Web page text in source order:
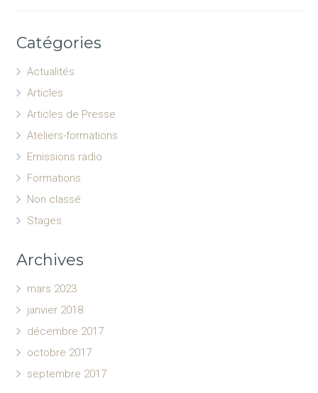
Catégories
Actualités
Articles
Articles de Presse
Ateliers-formations
Emissions radio
Formations
Non classé
Stages
Archives
mars 2023
janvier 2018
décembre 2017
octobre 2017
septembre 2017